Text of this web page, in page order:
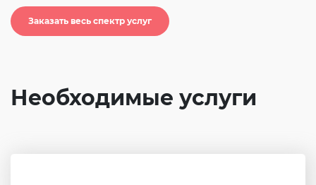
Заказать весь спектр услуг
Необходимые услуги
Согласие на обработку личных данных
Введите слово с картинки